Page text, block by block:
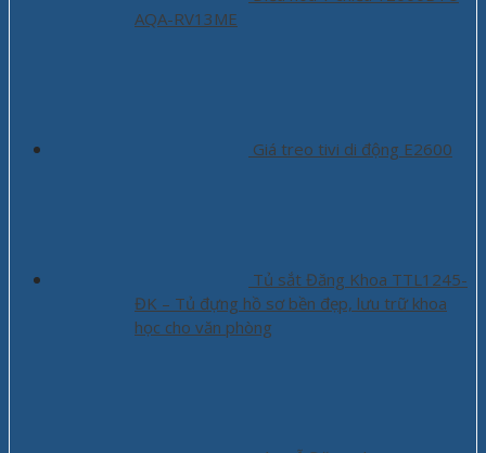
AQA-RV13ME
Giá treo tivi di động E2600
Tủ sắt Đăng Khoa TTL1245-
ĐK – Tủ đựng hồ sơ bền đẹp, lưu trữ khoa
học cho văn phòng